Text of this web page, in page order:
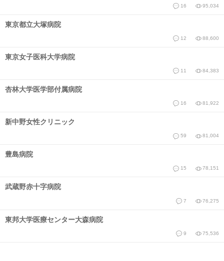
16 95,034
東京都立大塚病院
12 88,600
東京女子医科大学病院
11 84,383
杏林大学医学部付属病院
16 81,922
新中野女性クリニック
59 81,004
豊島病院
15 78,151
武蔵野赤十字病院
7 76,275
東邦大学医療センター大森病院
9 75,536